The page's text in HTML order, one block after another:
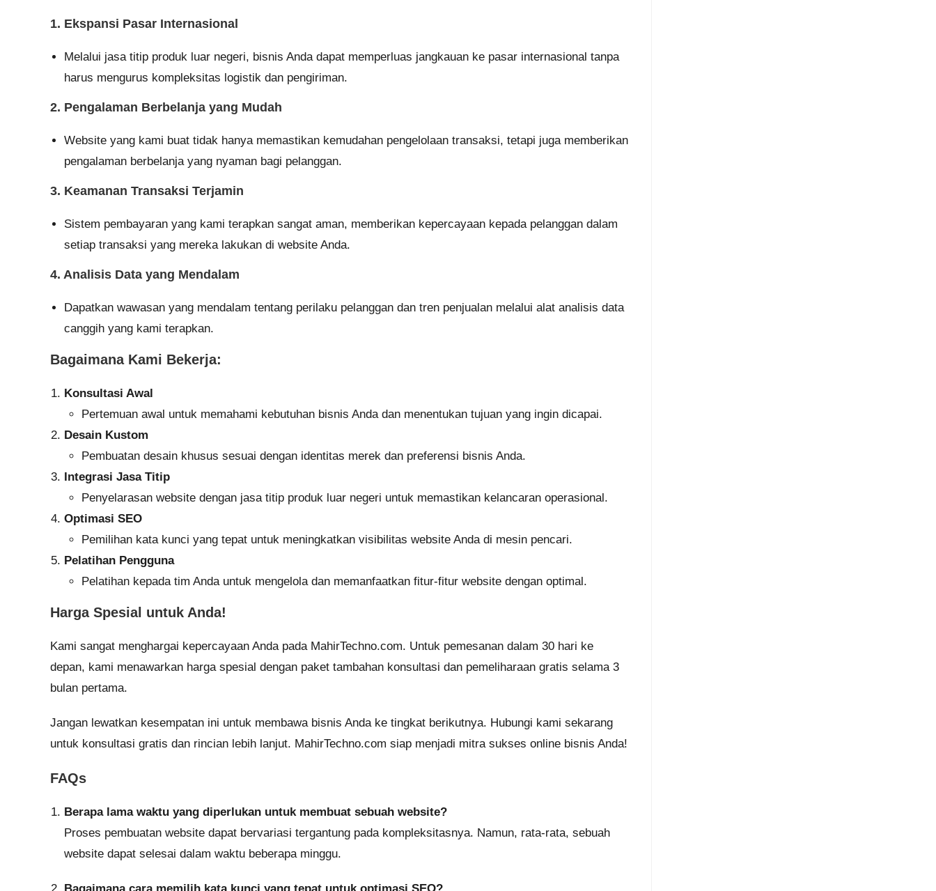
1. Ekspansi Pasar Internasional
Melalui jasa titip produk luar negeri, bisnis Anda dapat memperluas jangkauan ke pasar internasional tanpa
harus mengurus kompleksitas logistik dan pengiriman.
2. Pengalaman Berbelanja yang Mudah
Website yang kami buat tidak hanya memastikan kemudahan pengelolaan transaksi, tetapi juga memberikan
pengalaman berbelanja yang nyaman bagi pelanggan.
3. Keamanan Transaksi Terjamin
Sistem pembayaran yang kami terapkan sangat aman, memberikan kepercayaan kepada pelanggan dalam
setiap transaksi yang mereka lakukan di website Anda.
4. Analisis Data yang Mendalam
Dapatkan wawasan yang mendalam tentang perilaku pelanggan dan tren penjualan melalui alat analisis data
canggih yang kami terapkan.
Bagaimana Kami Bekerja:
Konsultasi Awal
Pertemuan awal untuk memahami kebutuhan bisnis Anda dan menentukan tujuan yang ingin dicapai.
Desain Kustom
Pembuatan desain khusus sesuai dengan identitas merek dan preferensi bisnis Anda.
Integrasi Jasa Titip
Penyelarasan website dengan jasa titip produk luar negeri untuk memastikan kelancaran operasional.
Optimasi SEO
Pemilihan kata kunci yang tepat untuk meningkatkan visibilitas website Anda di mesin pencari.
Pelatihan Pengguna
Pelatihan kepada tim Anda untuk mengelola dan memanfaatkan fitur-fitur website dengan optimal.
Harga Spesial untuk Anda!
Kami sangat menghargai kepercayaan Anda pada MahirTechno.com. Untuk pemesanan dalam 30 hari ke
depan, kami menawarkan harga spesial dengan paket tambahan konsultasi dan pemeliharaan gratis selama 3
bulan pertama.
Jangan lewatkan kesempatan ini untuk membawa bisnis Anda ke tingkat berikutnya. Hubungi kami sekarang
untuk konsultasi gratis dan rincian lebih lanjut. MahirTechno.com siap menjadi mitra sukses online bisnis Anda!
FAQs
Berapa lama waktu yang diperlukan untuk membuat sebuah website?
Proses pembuatan website dapat bervariasi tergantung pada kompleksitasnya. Namun, rata-rata, sebuah
website dapat selesai dalam waktu beberapa minggu.
Bagaimana cara memilih kata kunci yang tepat untuk optimasi SEO?